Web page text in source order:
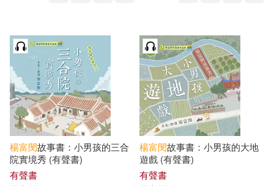
楊富閔故事書：小男孩的三合
院實境秀 (有聲書)
有聲書
楊富閔故事書：小男孩的大地
遊戲 (有聲書)
有聲書